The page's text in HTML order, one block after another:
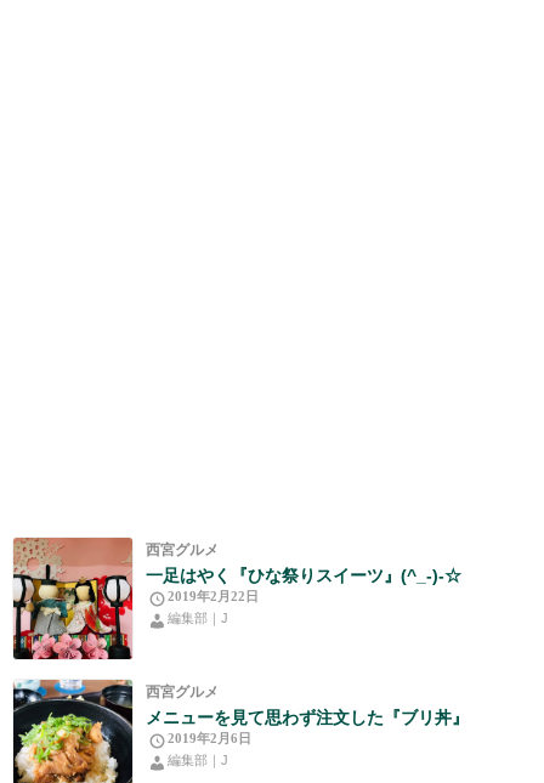
西宮グルメ
一足はやく『ひな祭りスイーツ』(^_-)-☆
2019年2月22日
編集部｜J
西宮グルメ
メニューを見て思わず注文した『ブリ丼』
2019年2月6日
編集部｜J